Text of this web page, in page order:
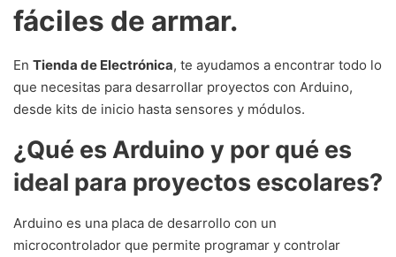
fáciles de armar.
En Tienda de Electrónica, te ayudamos a encontrar todo lo
que necesitas para desarrollar proyectos con Arduino,
desde kits de inicio hasta sensores y módulos.
¿Qué es Arduino y por qué es
ideal para proyectos escolares?
Arduino es una placa de desarrollo con un
microcontrolador que permite programar y controlar